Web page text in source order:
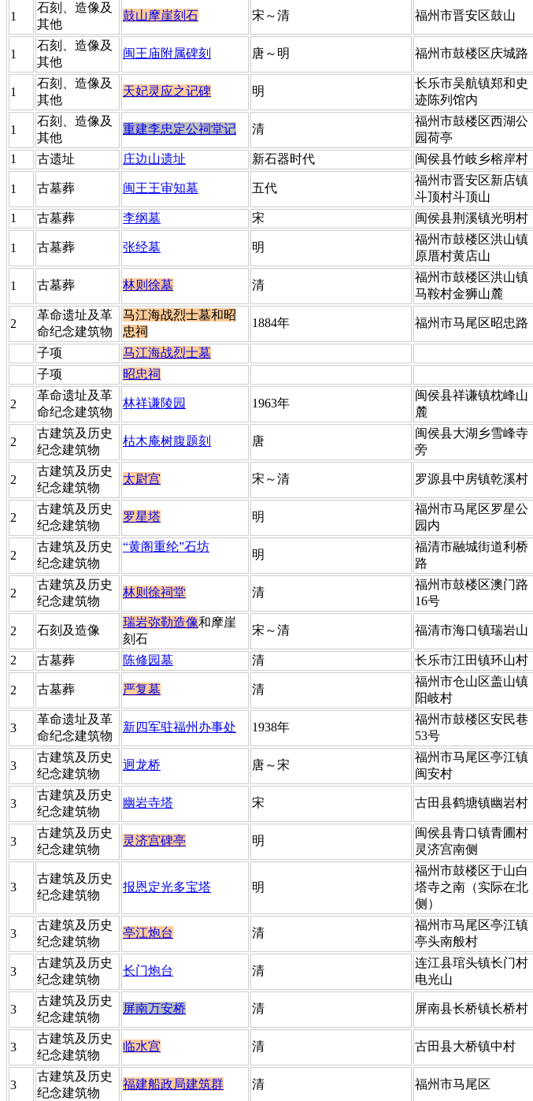
​1
​石刻、造像及
其他
鼓山摩崖刻石 宋～清 ​福州市晋安区鼓山
​1
​石刻、造像及
其他
闽王庙附属碑刻 ​唐～明 ​福州市鼓楼区庆城路
​1
​石刻、造像及
其他
天妃灵应之记碑 ​明
​长乐市吴航镇郑和史
迹陈列馆内
​1
石刻、造像及
其他
重建李忠定公祠堂记 清
福州市鼓楼区西湖公
园荷亭
​1 ​古遗址 ​庄边山遗址 ​新石器时代 ​闽侯县竹岐乡榕岸村
​1 ​古墓葬 闽王王审知墓 ​五代
​福州市晋安区新店镇
斗顶村斗顶山
​1
​古墓葬 李纲墓 ​宋 ​闽侯县荆溪镇光明村
​1 ​古墓葬 张经墓 ​明
​福州市鼓楼区洪山镇
原厝村黄店山
​1 ​古墓葬 林则徐墓 ​清
​福州市鼓楼区洪山镇
马鞍村金狮山麓
​2
​革命遗址及革
命纪念建筑物
马江海战烈士墓和昭
忠祠
​1884年 ​福州市马尾区昭忠路
​子项
马江海战烈士墓
​子项
昭忠祠
​2
​革命遗址及革
命纪念建筑物
林祥谦陵园 ​1963年
​闽侯县祥谦镇枕峰山
麓
​2
​古建筑及历史
纪念建筑物
枯木庵树腹题刻 ​唐
​闽侯县大湖乡雪峰寺
旁
​2
​古建筑及历史
纪念建筑物
太尉宫 ​宋～清 ​罗源县中房镇乾溪村
​2
​古建筑及历史
纪念建筑物
罗星塔 ​明
​福州市马尾区罗星公
园内
​2
​古建筑及历史
纪念建筑物
​“黄阁重纶”石坊
​明
​福清市融城街道利桥
路
​2
​古建筑及历史
纪念建筑物
林则徐祠堂 ​清
​福州市鼓楼区澳门路
16号
​2 ​石刻及造像
瑞岩弥勒造像和摩崖
刻石
​宋～清 ​福清市海口镇瑞岩山
​2
​古墓葬 陈修园墓 ​清 ​长乐市江田镇环山村
​2 ​古墓葬 严复墓 ​清
​福州市仓山区盖山镇
阳岐村
​3
​革命遗址及革
命纪念建筑物
新四军驻福州办事处 ​1938年
​福州市鼓楼区安民巷
53号
​3
​古建筑及历史
纪念建筑物
迥龙桥 ​唐～宋
​福州市马尾区亭江镇
闽安村
​3
​古建筑及历史
纪念建筑物
幽岩寺塔 ​宋 ​古田县鹤塘镇幽岩村
​3
​古建筑及历史
纪念建筑物
灵济宫碑亭 ​明
​闽侯县青口镇青圃村
灵济宫南侧
3
​古建筑及历史
纪念建筑物
报恩定光多宝塔 ​明
​福州市鼓楼区于山白
塔寺之南（实际在北
侧）
​3
​古建筑及历史
纪念建筑物
亭江炮台 ​清
​福州市马尾区亭江镇
亭头南般村
​3
​古建筑及历史
纪念建筑物
长门炮台 ​清
​连江县琯头镇长门村
电光山
​3
​古建筑及历史
纪念建筑物
屏南万安桥 ​清 ​屏南县长桥镇长桥村
​3
​古建筑及历史
纪念建筑物
临水宫 ​清 ​古田县大桥镇中村
​3
​古建筑及历史
纪念建筑物
福建船政局建筑群 ​清 ​福州市马尾区